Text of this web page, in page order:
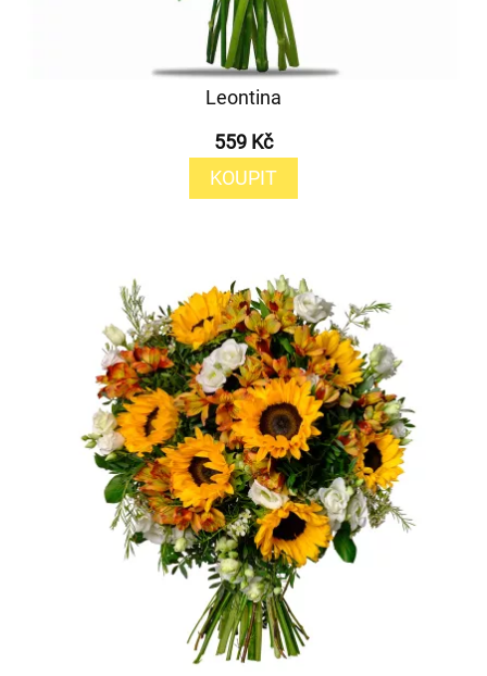
Leontina
559 Kč
KOUPIT